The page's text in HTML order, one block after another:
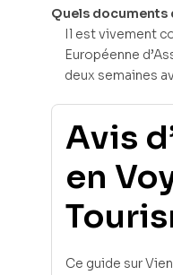
Quels documents
Il est vivement
Européenne
deux semaines
Avis
en
Ce guide sur